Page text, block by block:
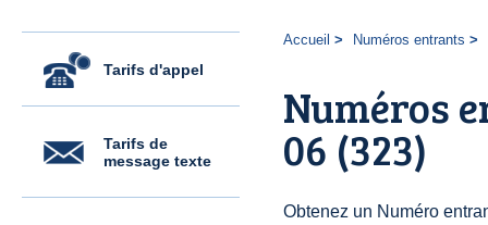
Tarifs d'appel
Tarifs de
message texte
Accueil Numéros entrants
Numéros
06 (323)
Obtenez un Numéro